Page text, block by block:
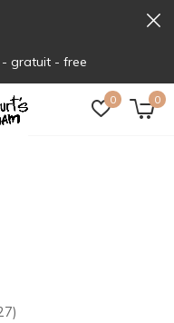
0 0
gratuit - free